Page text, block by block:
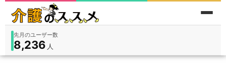
在宅9,360入所3,194
人
累計問い合わせ数
185件